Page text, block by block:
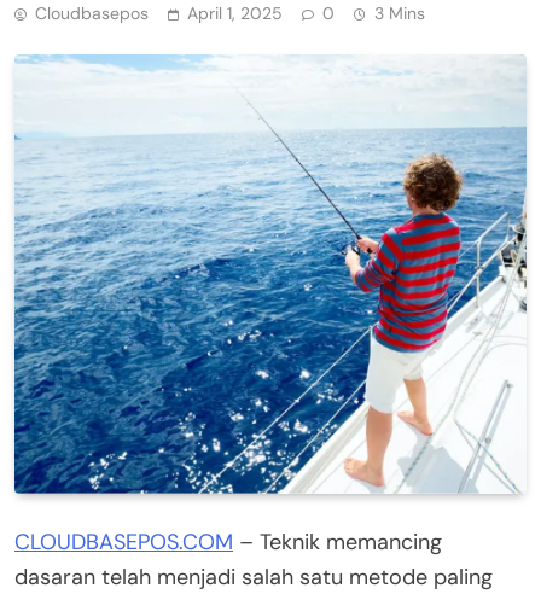
Cloudbasepos April 1, 2025 0 3 Mins
CLOUDBASEPOS.COM – Teknik memancing
dasaran telah menjadi salah satu metode paling